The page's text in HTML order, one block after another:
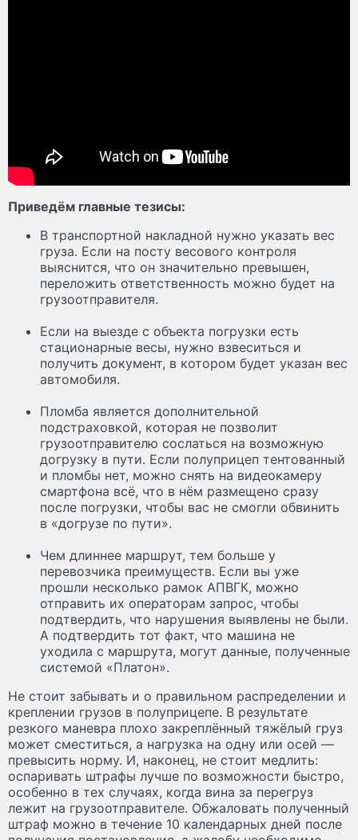
Приведём главные тезисы:
В транспортной накладной нужно указать вес
груза. Если на посту весового контроля
выяснится, что он значительно превышен,
переложить ответственность можно будет на
грузоотправителя.
Если на выезде с объекта погрузки есть
стационарные весы, нужно взвеситься и
получить документ, в котором будет указан вес
автомобиля.
Пломба является дополнительной
подстраховкой, которая не позволит
грузоотправителю сослаться на возможную
догрузку в пути. Если полуприцеп тентованный
и пломбы нет, можно снять на видеокамеру
смартфона всё, что в нём размещено сразу
после погрузки, чтобы вас не смогли обвинить
в «догрузе по пути».
Чем длиннее маршрут, тем больше у
перевозчика преимуществ. Если вы уже
прошли несколько рамок АПВГК, можно
отправить их операторам запрос, чтобы
подтвердить, что нарушения выявлены не были.
А подтвердить тот факт, что машина не
уходила с маршрута, могут данные, полученные
системой «Платон».
Не стоит забывать и о правильном распределении и
креплении грузов в полуприцепе. В результате
резкого маневра плохо закреплённый тяжёлый груз
может сместиться, а нагрузка на одну или осей —
превысить норму. И, наконец, не стоит медлить:
оспаривать штрафы лучше по возможности быстро,
особенно в тех случаях, когда вина за перегруз
лежит на грузоотправителе. Обжаловать полученный
штраф можно в течение 10 календарных дней после